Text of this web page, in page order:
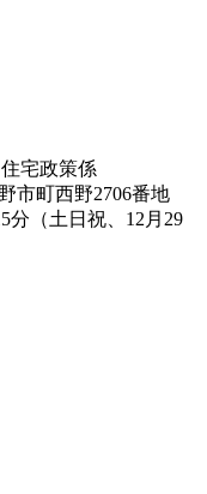
宅政策係
市町西野2706番地
（土日祝、12月29